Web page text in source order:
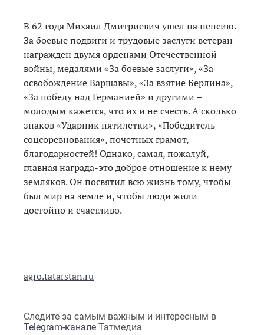
В 62 года Михаил Дмитриевич ушел на пенсию.
За боевые подвиги и трудовые заслуги ветеран
награжден двумя орденами Отечественной
войны, медалями «За боевые заслуги», «За
освобождение Варшавы», «За взятие Берлина»,
«За победу над Германией» и другими –
молодым кажется, что их и не счесть. А сколько
знаков «Ударник пятилетки», «Победитель
соцсоревнования», почетных грамот,
благодарностей! Однако, самая, пожалуй,
главная награда-это доброе отношение к нему
земляков. Он посвятил всю жизнь тому, чтобы
был мир на земле и, чтобы люди жили
достойно и счастливо.
agro.tatarstan.ru
Следите за самым важным и интересным в
Telegram-канале Татмедиа